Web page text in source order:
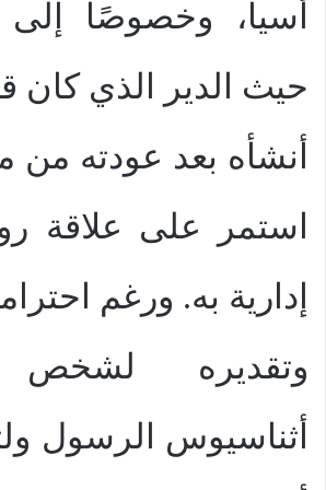
أسيا، وخصوصًا
حيث الدير الذي كان
أنشأه بعد عودته من
استمر على علاقة
إدارية به. ورغم
وتقديره لشخص
أثناسيوس الرسول